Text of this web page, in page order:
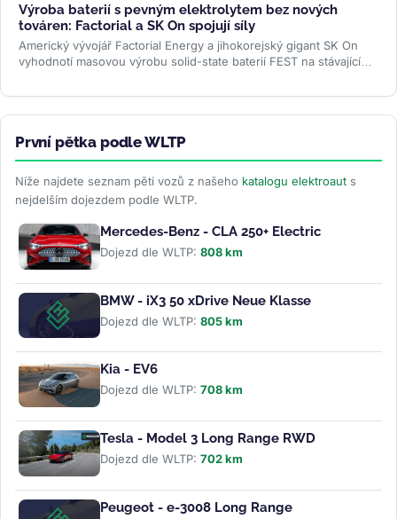
Výroba baterií s pevným elektrolytem bez nových
továren: Factorial a SK On spojují síly
Americký vývojář Factorial Energy a jihokorejský gigant SK On
vyhodnotí masovou výrobu solid-state baterií FEST na stávajících
První pětka podle WLTP
Níže najdete seznam pěti vozů z našeho katalogu elektroaut s
nejdelším dojezdem podle WLTP.
Mercedes-Benz - CLA 250+ Electric
Dojezd dle WLTP: 808 km
BMW - iX3 50 xDrive Neue Klasse
Dojezd dle WLTP: 805 km
Kia - EV6
Dojezd dle WLTP: 708 km
Tesla - Model 3 Long Range RWD
Dojezd dle WLTP: 702 km
Peugeot - e-3008 Long Range